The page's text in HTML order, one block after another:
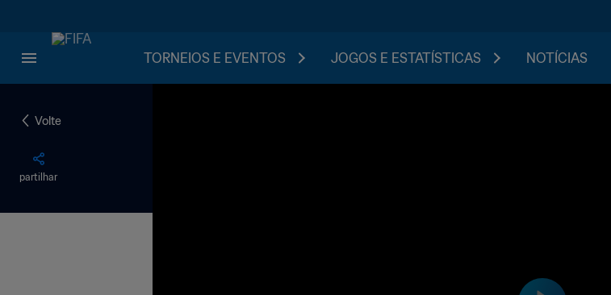
TORNEIOS E EVENTOS JOGOS E ESTATÍSTICAS NOTÍCIAS
Volte
partilhar